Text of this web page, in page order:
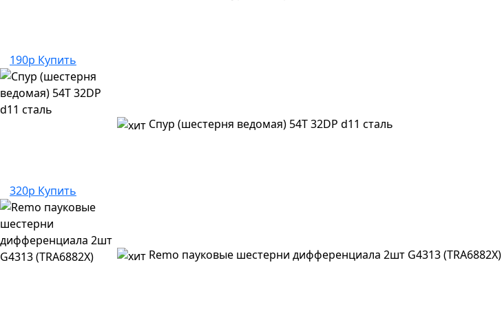
190р Купить
Спур (шестерня ведомая) 54T 32DP d11 сталь
320р Купить
Remo пауковые шестерни дифференциала 2шт G4313 (TRA6882X)